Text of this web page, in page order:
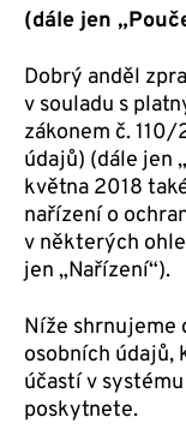
(dále jen
Dobrý anděl
v souladu s
zákonem č.
údajů) (dále jen
května 2018
nařízení o
v některých
jen „Nařízení“).
Níže shrnujeme
osobních údajů,
účastí v
poskytnete.